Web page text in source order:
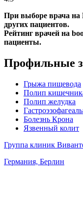
При выборе врача на
других пациентов.
Рейтинг врачей на
пациенты.
Профильные
Грыжа пищевода
Полип
Полип желудка
Болезнь Крона
Язвенный колит
Группа клиник
Германия, Берлин